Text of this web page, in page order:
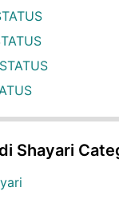
Shayari